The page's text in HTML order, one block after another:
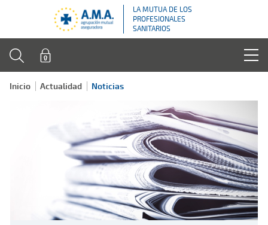
LA MUTUA DE LOS
PROFESIONALES
SANITARIOS
Inicio Actualidad Noticias